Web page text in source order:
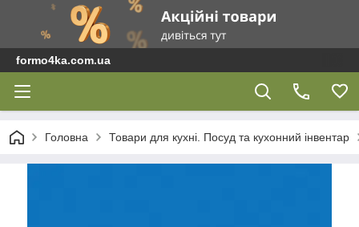
formo4ka.com.ua
Головна Товари для кухні. Посуд та кухонний інвентар